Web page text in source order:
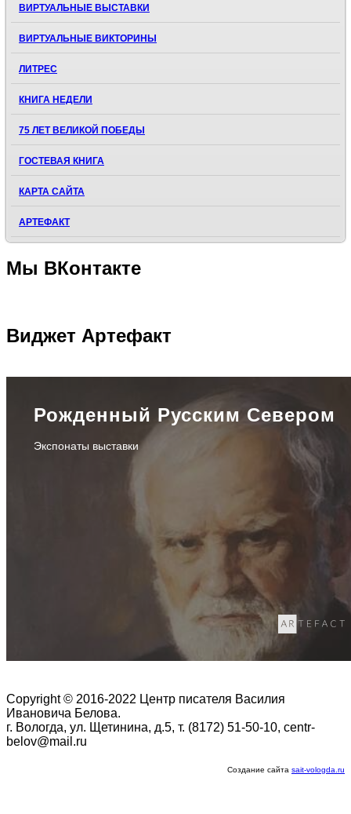
ВИРТУАЛЬНЫЕ ВЫСТАВКИ
ВИРТУАЛЬНЫЕ ВИКТОРИНЫ
ЛИТРЕС
КНИГА НЕДЕЛИ
75 ЛЕТ ВЕЛИКОЙ ПОБЕДЫ
ГОСТЕВАЯ КНИГА
КАРТА САЙТА
АРТЕФАКТ
Мы ВКонтакте
Виджет Артефакт
Рожденный Русским Севером
Экспонаты выставки
Copyright © 2016-2022 Центр писателя Василия
Ивановича Белова.
г. Вологда, ул. Щетинина, д.5, т. (8172) 51-50-10, centr-
belov@mail.ru
Создание сайта sait-vologda.ru